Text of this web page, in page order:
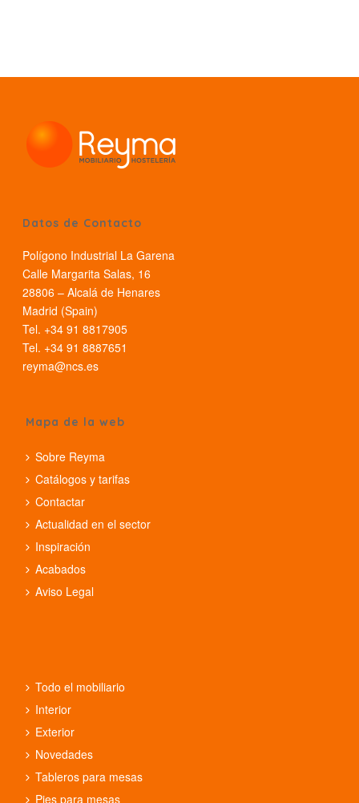
Datos de Contacto
Polígono Industrial La Garena
Calle Margarita Salas, 16
28806 – Alcalá de Henares
Madrid (Spain)
Tel. +34 91 8817905
Tel. +34 91 8887651
reyma@ncs.es
Mapa de la web
Sobre Reyma
Catálogos y tarifas
Contactar
Actualidad en el sector
Inspiración
Acabados
Aviso Legal
Todo el mobiliario
Interior
Exterior
Novedades
Tableros para mesas
Pies para mesas